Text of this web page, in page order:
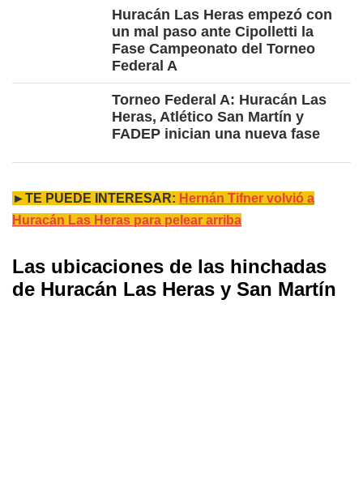
Huracán Las Heras empezó con
un mal paso ante Cipolletti la
Fase Campeonato del Torneo
Federal A
Torneo Federal A: Huracán Las
Heras, Atlético San Martín y
FADEP inician una nueva fase
►TE PUEDE INTERESAR: Hernán Tifner volvió a
Huracán Las Heras para pelear arriba
Las ubicaciones de las hinchadas
de Huracán Las Heras y San Martín